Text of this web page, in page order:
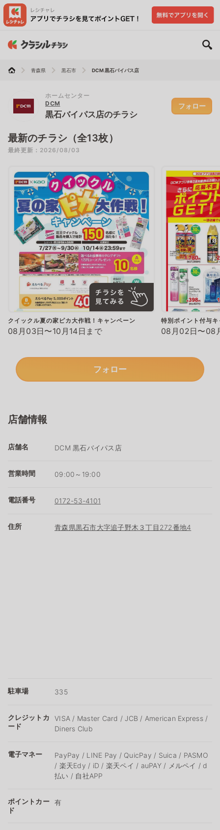
青森県 黒石市 DCM 黒石バイパス店
ホームセンター
DCM
黒石バイパス店のチラシ
フォロー
最新のチラシ（全13枚）
最終更新：2026/08/03
クイックル夏の家ピカ大作戦！キャンペーン
08月03日〜10月14日まで
特別ポイント付与
08月02日〜08
フォロー
店舗情報
店舗名 DCM 黒石バイパス店
営業時間 09:00～19:00
電話番号 0172-53-4101
住所 青森県黒石市大字追子野木３丁目272番地4
駐車場 335
クレジットカ
ード
VISA / Master Card / JCB / American Express /
Diners Club
電子マネー
PayPay / LINE Pay / QuicPay / Suica / PASMO
/ 楽天Edy / iD / 楽天ペイ / auPAY / メルペイ / d
払い / 自社APP
ポイントカー
ド
有